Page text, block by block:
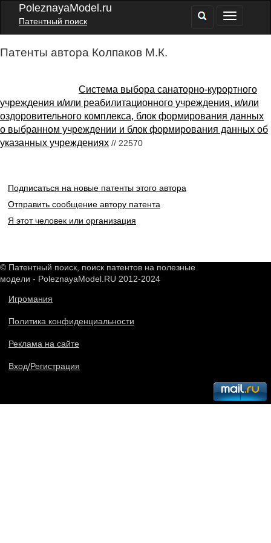
PoleznayaModel.ru
Патентный поиск
Патенты автора Колпаков М.К.
Система выбора санаторно-курортного
учреждения и/или реабилитационного учреждения, и/или
оздоровительного комплекса, блок формирования данных
о выбранном учреждении и блок формирования данных об
указанных учреждениях // 22570
Подписаться на новые патенты этого автора
Отправить сообщение автору патента
Я этот человек или организация
© Патентный поиск, поиск патентов на полезные
модели - PoleznayaModel.RU 2012-2024
Игромания
Политика конфиденциальности
Реклама на сайте
Вход/Регистрация